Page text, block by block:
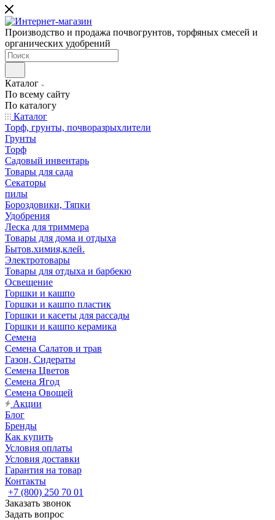
Производство и продажа почвогрунтов, торфяных смесей и
органических удобрений
Каталог
По всему сайту
По каталогу
Каталог
Торф, грунты, почворазрыхлители
Грунты
Торф
Садовый инвентарь
Товары для сада
Секаторы
пилы
Бороздовики, Тяпки
Удобрения
Леска для триммера
Товары для дома и отдыха
Бытов.химия,клей.
Электротовары
Товары для отдыха и барбекю
Освещение
Горшки и кашпо
Горшки и кашпо пластик
Горшки и касеты для рассады
Горшки и кашпо керамика
Семена
Семена Салатов и трав
Газон, Сидераты
Семена Цветов
Семена Ягод
Семена Овощей
Акции
Блог
Бренды
Как купить
Условия оплаты
Условия доставки
Гарантия на товар
Контакты
+7 (800) 250 70 01
Заказать звонок
Задать вопрос